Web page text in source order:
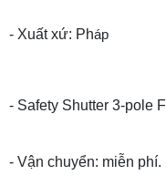
- Xuất xứ: Pháp
- Safety Shutter 3-pole
- Vận chuyển: miễn phí.